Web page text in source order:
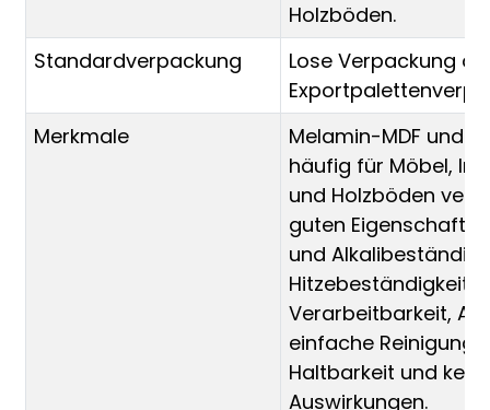
Holzböden.
Standardverpackung
Lose Verpackung
Merkmale
Melamin-MDF und
häufig für Möbel,
und Holzböden
guten
und
Hitzebeständigkeit,
Verarbeitbarkeit,
einfache Reinigung,
Haltbarkeit und
Auswirkungen.